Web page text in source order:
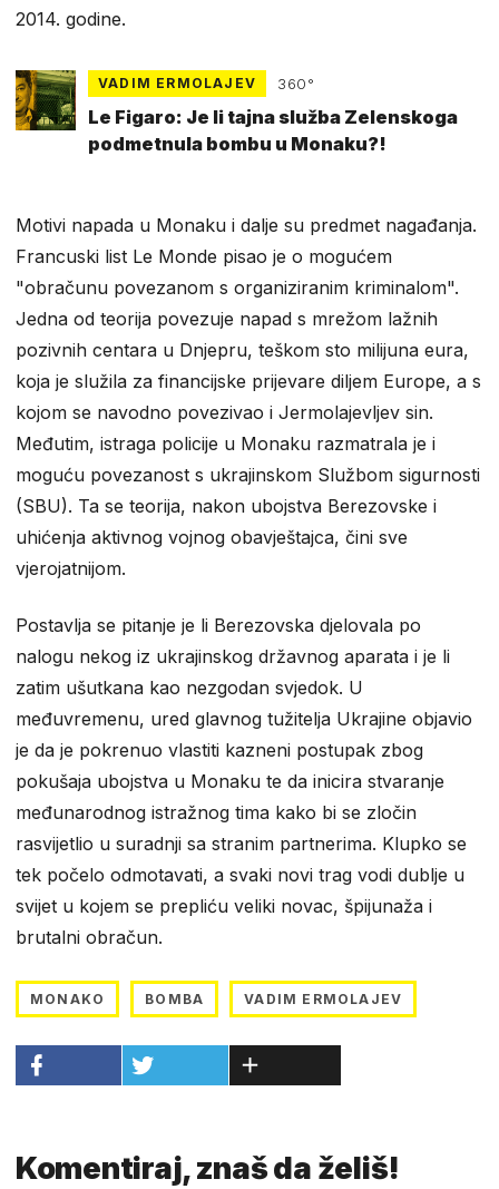
2014. godine.
VADIM ERMOLAJEV 360°
Le Figaro: Je li tajna služba Zelenskoga
podmetnula bombu u Monaku?!
Motivi napada u Monaku i dalje su predmet nagađanja.
Francuski list Le Monde pisao je o mogućem
"obračunu povezanom s organiziranim kriminalom".
Jedna od teorija povezuje napad s mrežom lažnih
pozivnih centara u Dnjepru, teškom sto milijuna eura,
koja je služila za financijske prijevare diljem Europe, a s
kojom se navodno povezivao i Jermolajevljev sin.
Međutim, istraga policije u Monaku razmatrala je i
moguću povezanost s ukrajinskom Službom sigurnosti
(SBU). Ta se teorija, nakon ubojstva Berezovske i
uhićenja aktivnog vojnog obavještajca, čini sve
vjerojatnijom.
Postavlja se pitanje je li Berezovska djelovala po
nalogu nekog iz ukrajinskog državnog aparata i je li
zatim ušutkana kao nezgodan svjedok. U
međuvremenu, ured glavnog tužitelja Ukrajine objavio
je da je pokrenuo vlastiti kazneni postupak zbog
pokušaja ubojstva u Monaku te da inicira stvaranje
međunarodnog istražnog tima kako bi se zločin
rasvijetlio u suradnji sa stranim partnerima. Klupko se
tek počelo odmotavati, a svaki novi trag vodi dublje u
svijet u kojem se prepliću veliki novac, špijunaža i
brutalni obračun.
MONAKO BOMBA VADIM ERMOLAJEV
Komentiraj, znaš da želiš!